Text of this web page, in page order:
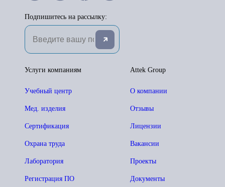
Подпишитесь на рассылку:
Attek Group
О компании
Отзывы
Лицензии
Вакансии
Проекты
Документы
Услуги компаниям
Учебный центр
Мед. изделия
Сертификация
Охрана труда
Лаборатория
Регистрация ПО